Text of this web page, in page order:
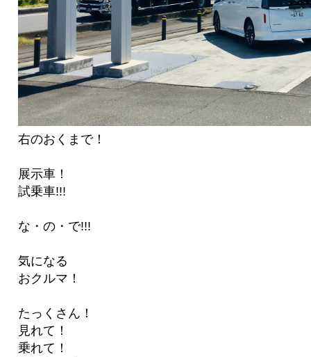
右のおくまで！
展示車！
試乗車!!!
な・の・で!!!
気になる
おクルマ！
たっくさん！
見れて！
乗れて！